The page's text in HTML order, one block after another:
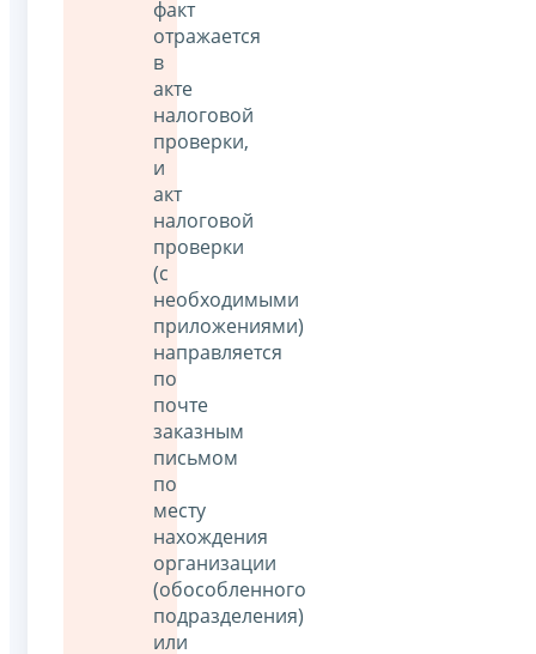
факт
отражается
в
акте
налоговой
проверки,
и
акт
налоговой
проверки
(с
необходимыми
приложениями)
направляется
по
почте
заказным
письмом
по
месту
нахождения
организации
(обособленного
подразделения)
или